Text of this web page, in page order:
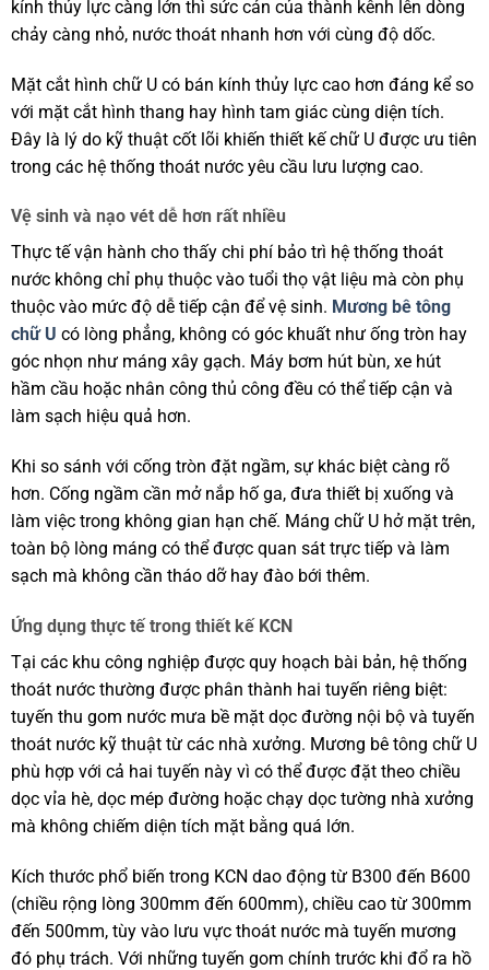
kính thủy lực càng lớn thì sức cản của thành kênh lên dòng
chảy càng nhỏ, nước thoát nhanh hơn với cùng độ dốc.
Mặt cắt hình chữ U có bán kính thủy lực cao hơn đáng kể so
với mặt cắt hình thang hay hình tam giác cùng diện tích.
Đây là lý do kỹ thuật cốt lõi khiến thiết kế chữ U được ưu tiên
trong các hệ thống thoát nước yêu cầu lưu lượng cao.
Vệ sinh và nạo vét dễ hơn rất nhiều
Thực tế vận hành cho thấy chi phí bảo trì hệ thống thoát
nước không chỉ phụ thuộc vào tuổi thọ vật liệu mà còn phụ
thuộc vào mức độ dễ tiếp cận để vệ sinh. Mương bê tông
chữ U có lòng phẳng, không có góc khuất như ống tròn hay
góc nhọn như máng xây gạch. Máy bơm hút bùn, xe hút
hầm cầu hoặc nhân công thủ công đều có thể tiếp cận và
làm sạch hiệu quả hơn.
Khi so sánh với cống tròn đặt ngầm, sự khác biệt càng rõ
hơn. Cống ngầm cần mở nắp hố ga, đưa thiết bị xuống và
làm việc trong không gian hạn chế. Máng chữ U hở mặt trên,
toàn bộ lòng máng có thể được quan sát trực tiếp và làm
sạch mà không cần tháo dỡ hay đào bới thêm.
Ứng dụng thực tế trong thiết kế KCN
Tại các khu công nghiệp được quy hoạch bài bản, hệ thống
thoát nước thường được phân thành hai tuyến riêng biệt:
tuyến thu gom nước mưa bề mặt dọc đường nội bộ và tuyến
thoát nước kỹ thuật từ các nhà xưởng. Mương bê tông chữ U
phù hợp với cả hai tuyến này vì có thể được đặt theo chiều
dọc vỉa hè, dọc mép đường hoặc chạy dọc tường nhà xưởng
mà không chiếm diện tích mặt bằng quá lớn.
Kích thước phổ biến trong KCN dao động từ B300 đến B600
(chiều rộng lòng 300mm đến 600mm), chiều cao từ 300mm
đến 500mm, tùy vào lưu vực thoát nước mà tuyến mương
đó phụ trách. Với những tuyến gom chính trước khi đổ ra hồ